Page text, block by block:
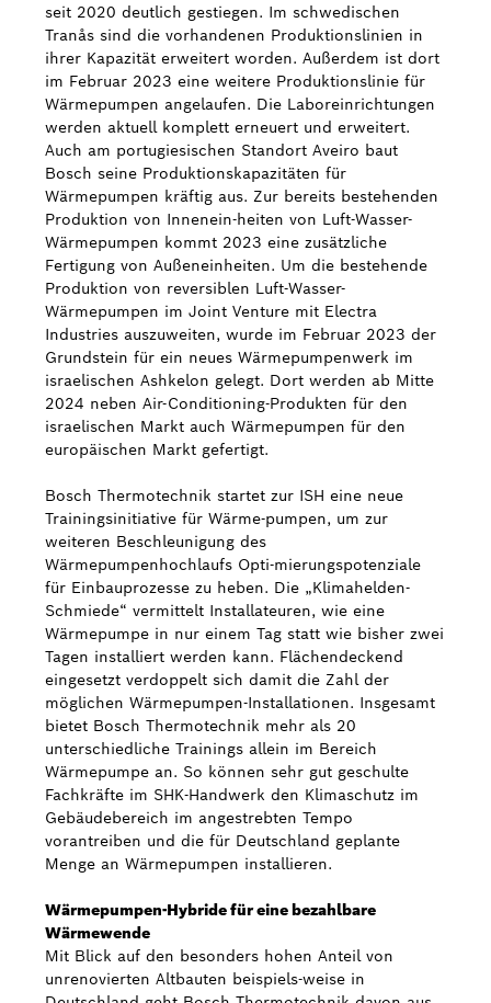
seit 2020 deutlich gestiegen. Im schwedischen
Tranås sind die vorhandenen Produktionslinien in
ihrer Kapazität erweitert worden. Außerdem ist dort
im Februar 2023 eine weitere Produktionslinie für
Wärmepumpen angelaufen. Die Laboreinrichtungen
werden aktuell komplett erneuert und erweitert.
Auch am portugiesischen Standort Aveiro baut
Bosch seine Produktionskapazitäten für
Wärmepumpen kräftig aus. Zur bereits bestehenden
Produktion von Innenein-heiten von Luft-Wasser-
Wärmepumpen kommt 2023 eine zusätzliche
Fertigung von Außeneinheiten. Um die bestehende
Produktion von reversiblen Luft-Wasser-
Wärmepumpen im Joint Venture mit Electra
Industries auszuweiten, wurde im Februar 2023 der
Grundstein für ein neues Wärmepumpenwerk im
israelischen Ashkelon gelegt. Dort werden ab Mitte
2024 neben Air-Conditioning-Produkten für den
israelischen Markt auch Wärmepumpen für den
europäischen Markt gefertigt.
Bosch Thermotechnik startet zur ISH eine neue
Trainingsinitiative für Wärme-pumpen, um zur
weiteren Beschleunigung des
Wärmepumpenhochlaufs Opti-mierungspotenziale
für Einbauprozesse zu heben. Die „Klimahelden-
Schmiede“ vermittelt Installateuren, wie eine
Wärmepumpe in nur einem Tag statt wie bisher zwei
Tagen installiert werden kann. Flächendeckend
eingesetzt verdoppelt sich damit die Zahl der
möglichen Wärmepumpen-Installationen. Insgesamt
bietet Bosch Thermotechnik mehr als 20
unterschiedliche Trainings allein im Bereich
Wärmepumpe an. So können sehr gut geschulte
Fachkräfte im SHK-Handwerk den Klimaschutz im
Gebäudebereich im angestrebten Tempo
vorantreiben und die für Deutschland geplante
Menge an Wärmepumpen installieren.
Wärmepumpen-Hybride für eine bezahlbare
Wärmewende
Mit Blick auf den besonders hohen Anteil von
unrenovierten Altbauten beispiels-weise in